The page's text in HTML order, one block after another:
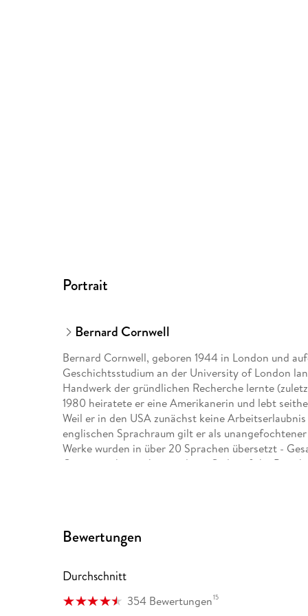
Portrait
Bernard Cornwell
Bernard Cornwell, geboren 1944 in London und
Geschichtsstudium an der University of London
Handwerk der gründlichen Recherche lernte
1980 heiratete er eine Amerikanerin und lebt
Weil er in den USA zunächst keine
englischen Sprachraum gilt er als
Werke wurden in über 20 Sprachen übersetzt -
Queen zeichnete ihn mit dem «Order of the British
Bewertungen
Durchschnitt
354 Bewertungen15